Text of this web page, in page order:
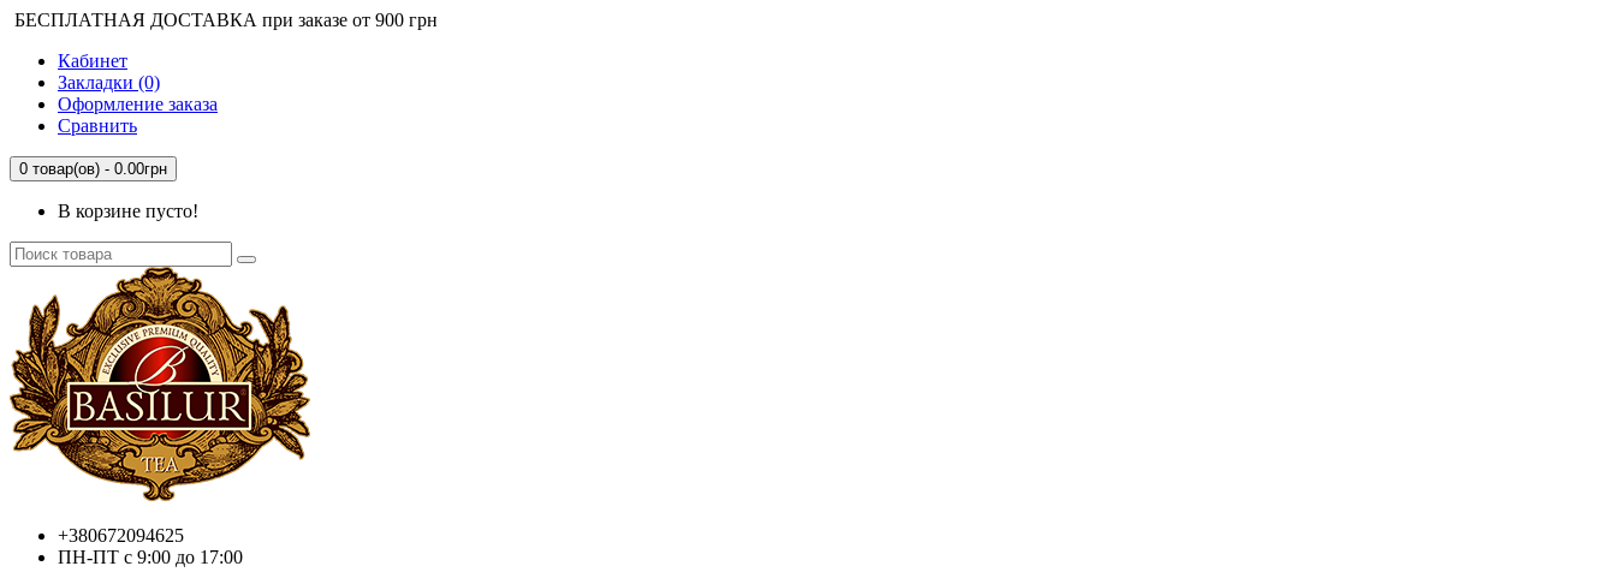
БЕСПЛАТНАЯ ДОСТАВКА при заказе от 900 грн
Кабинет
Закладки (0)
Оформление заказа
Сравнить
0 товар(ов) - 0.00грн
В корзине пусто!
+380672094625
ПН-ПТ с 9:00 до 17:00